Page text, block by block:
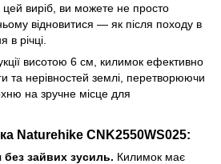
цей виріб, ви можете не просто
відновитися — як після походу в
в річці.
висотою 6 см, килимок ефективно
та нерівностей землі, перетворюючи
на зручне місце для
Naturehike CNK2550WS025:
зайвих зусиль. Килимок має